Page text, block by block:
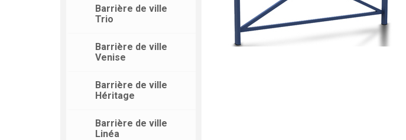
Barrière de ville
Trio
Barrière de ville
Venise
Barrière de ville
Héritage
Barrière de ville
Linéa